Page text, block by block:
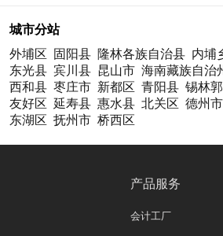
城市分站
外埔区
固阳县 隆林各族自治县 内埔
东光县 宾川县 昆山市 海南藏族自治
西和县 枣庄市 新都区 青阳县 锡林
友好区 延寿县 惠水县 北关区 德州市
东湖区 抚州市 桥西区
产品服务
会计工厂